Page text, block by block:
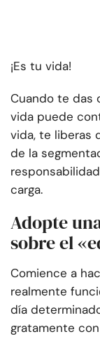
¡Es tu vida!
Cuando te das
vida puede
vida, te liberas
de la
carga.
Adopte
sobre el
Comience a
realmente
día
gratamente